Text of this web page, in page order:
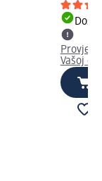
Vašoj